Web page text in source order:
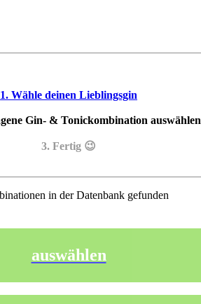
1. Wähle deinen Lieblingsgin
Gin- & Tonickombination auswählen
3. Fertig 😉
in der Datenbank gefunden
auswählen